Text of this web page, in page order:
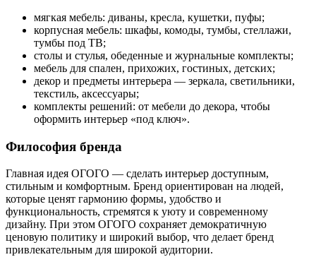
мягкая мебель: диваны, кресла, кушетки, пуфы;
корпусная мебель: шкафы, комоды, тумбы, стеллажи,
тумбы под ТВ;
столы и стулья, обеденные и журнальные комплекты;
мебель для спален, прихожих, гостиных, детских;
декор и предметы интерьера — зеркала, светильники,
текстиль, аксессуары;
комплекты решений: от мебели до декора, чтобы
оформить интерьер «под ключ».
Философия бренда
Главная идея ОГОГО — сделать интерьер доступным,
стильным и комфортным. Бренд ориентирован на людей,
которые ценят гармонию формы, удобство и
функциональность, стремятся к уюту и современному
дизайну. При этом ОГОГО сохраняет демократичную
ценовую политику и широкий выбор, что делает бренд
привлекательным для широкой аудитории.